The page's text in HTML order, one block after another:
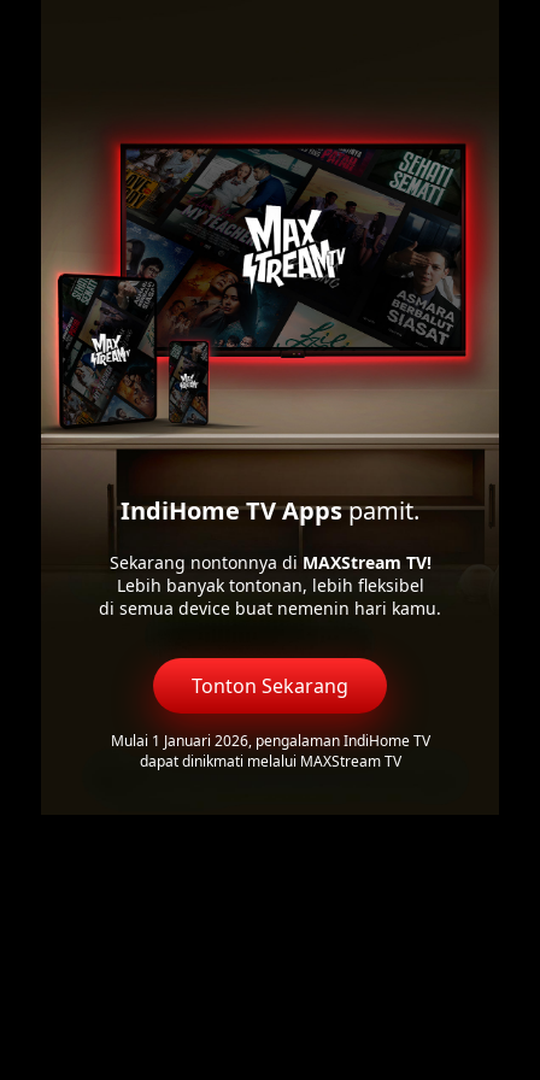
IndiHome TV Appspamit.
Sekarang nontonnya di MAXStream TV!
Lebih banyak tontonan, lebih fleksibel
di semua device buat nemenin hari kamu.
Tonton Sekarang
Mulai 1 Januari 2026, pengalaman IndiHome TV
dapat dinikmati melalui MAXStream TV